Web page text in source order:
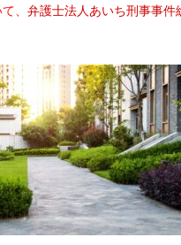
て、弁護士法人あいち刑事事件